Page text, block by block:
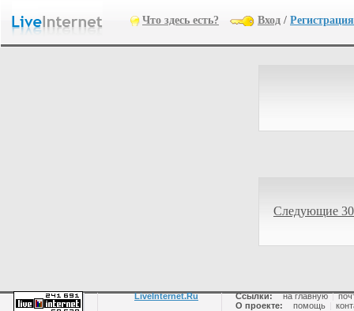
Что здесь есть? Вход / Регистрация
Следующие
LiveInternet.Ru Ссылки: на главную |
О проекте:
помощь